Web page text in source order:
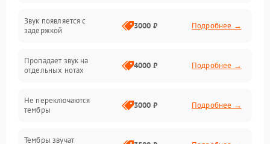
Подключения и интерфейсы
Оптика
Звук появляется с
задержкой
3000 ₽ Подробнее →
Пропадает звук на
отдельных нотах
4000 ₽ Подробнее →
Не переключаются
тембры
3000 ₽ Подробнее →
Тембры звучат